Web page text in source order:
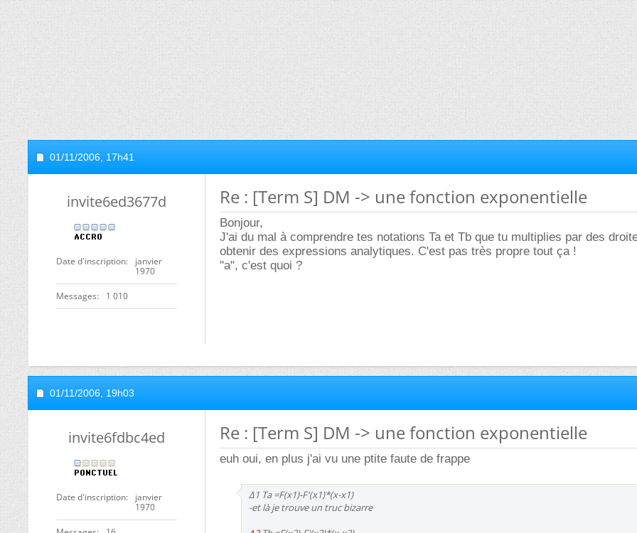
01/11/2006, 17h41
invite6ed3677d
Date d'inscription
janvier
1970
Messages 1 010
Re : [Term S] DM -> une fonction exponentielle
Bonjour,
J'ai du mal à comprendre tes notations Ta et Tb que tu multiplies par des
obtenir des expressions analytiques. C'est pas très propre tout ça !
"a", c'est quoi ?
01/11/2006, 19h03
invite6fdbc4ed
Date d'inscription
janvier
1970
Re : [Term S] DM -> une fonction exponentielle
euh oui, en plus j'ai vu une ptite faute de frappe
Δ1 Ta =F(x1)-F'(x1)*(x-x1)
-et là je trouve un truc bizarre